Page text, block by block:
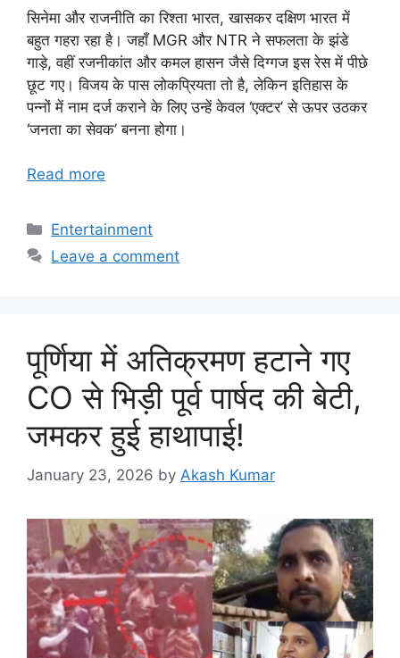
सिनेमा और राजनीति का रिश्ता भारत, खासकर दक्षिण भारत में
बहुत गहरा रहा है। जहाँ MGR और NTR ने सफलता के झंडे
गाड़े, वहीं रजनीकांत और कमल हासन जैसे दिग्गज इस रेस में पीछे
छूट गए। विजय के पास लोकप्रियता तो है, लेकिन इतिहास के
पन्नों में नाम दर्ज कराने के लिए उन्हें केवल ‘एक्टर’ से ऊपर उठकर
‘जनता का सेवक’ बनना होगा।
Read more
Categories
Entertainment
Leave a comment
पूर्णिया में अतिक्रमण हटाने गए
CO से भिड़ी पूर्व पार्षद की बेटी,
जमकर हुई हाथापाई!
January 23, 2026 by Akash Kumar